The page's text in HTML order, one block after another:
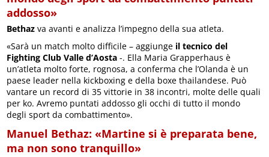
addosso»
Bethaz va avanti e analizza l’impegno della sua atleta.
«Sarà un match molto difficile – aggiunge il tecnico del
Fighting Club Valle d’Aosta -. Ella Maria Grapperhaus è
un’atleta molto forte, rognosa, a conferma che l’Olanda è un
paese leader nella kickboxing e della boxe thailandese. Può
vantare un record di 35 vittorie in 38 incontri, molte delle quali
per ko. Avremo puntati addosso gli occhi di tutto il mondo
degli sport da combattimento».
Manuel Bethaz: «Martine si è preparata bene,
ma non sono tranquillo»